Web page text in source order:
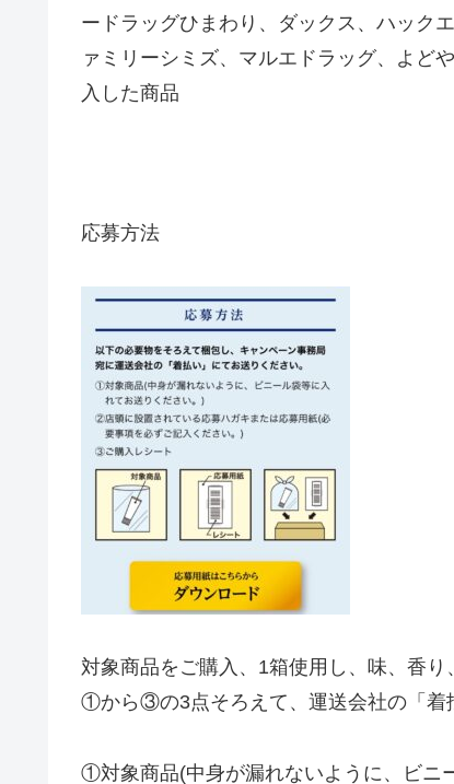
ードラッグひまわり、ダックス、ハック
ァミリーシミズ、マルエドラッグ、よど
入した商品
応募方法
対象商品をご購入、1箱使用し、味、香
①から③の3点そろえて、運送会社の「着
①対象商品(中身が漏れないように、ビニ